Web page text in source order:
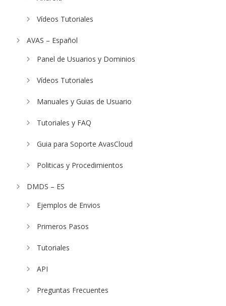
Vídeos Tutoriales
AVAS – Español
Panel de Usuarios y Dominios
Vídeos Tutoriales
Manuales y Guias de Usuario
Tutoriales y FAQ
Guia para Soporte AvasCloud
Politicas y Procedimientos
DMDS – ES
Ejemplos de Envios
Primeros Pasos
Tutoriales
API
Preguntas Frecuentes